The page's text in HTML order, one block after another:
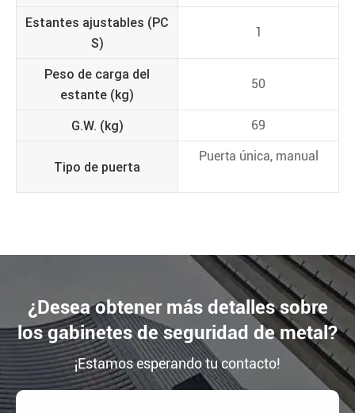
Estantes ajustables (PC
S)
1
Peso de carga del
estante (kg)
50
G.W. (kg) 69
Tipo de puerta
Puerta única, manual
¿Desea obtener más detalles sobre
los gabinetes de seguridad de metal?
¡Estamos esperando tu contacto!